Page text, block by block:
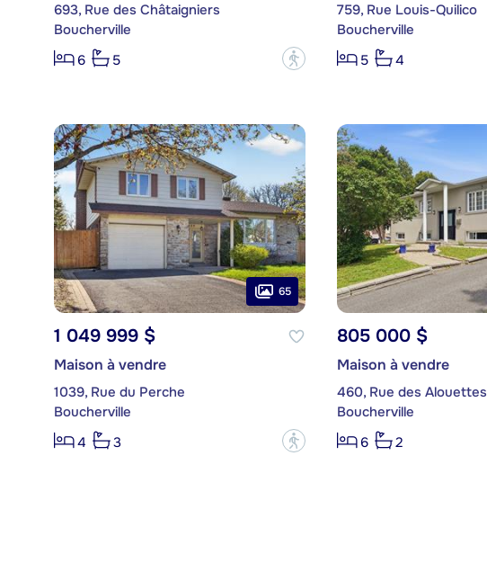
693, Rue des Châtaigniers
Boucherville
6
5 ?
759, Rue Louis-Quilico
Boucherville
5
4
65
1 049 999 $
Maison à vendre
1039, Rue du Perche
Boucherville
4
3 ?
805 000 $
Maison à vendre
460, Rue des Alouettes
Boucherville
6
2